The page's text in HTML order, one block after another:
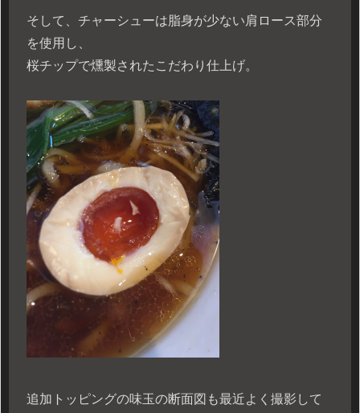
そして、チャーシューは脂身が少ない肩ロース部分
を使用し、
桜チップで燻製されたこだわり仕上げ。
追加トッピングの味玉の断面図も最近よく撮影して